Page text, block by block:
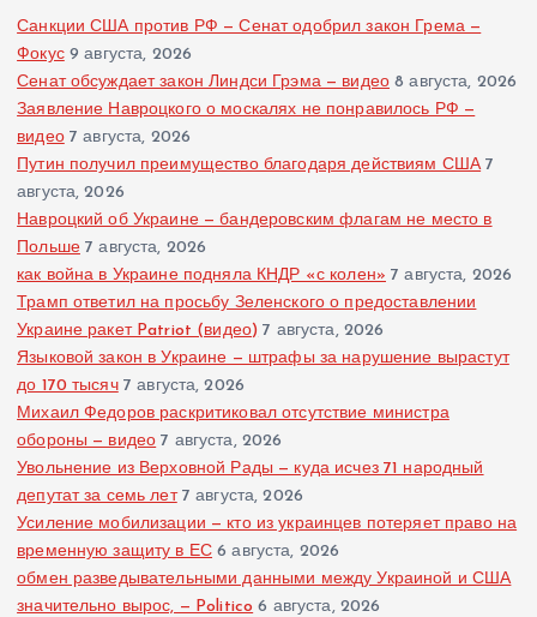
Санкции США против РФ — Сенат одобрил закон Грема —
Фокус 9 августа, 2026
Сенат обсуждает закон Линдси Грэма — видео 8 августа, 2026
Заявление Навроцкого о москалях не понравилось РФ —
видео 7 августа, 2026
Путин получил преимущество благодаря действиям США 7
августа, 2026
Навроцкий об Украине — бандеровским флагам не место в
Польше 7 августа, 2026
как война в Украине подняла КНДР «с колен» 7 августа, 2026
Трамп ответил на просьбу Зеленского о предоставлении
Украине ракет Patriot (видео) 7 августа, 2026
Языковой закон в Украине — штрафы за нарушение вырастут
до 170 тысяч 7 августа, 2026
Михаил Федоров раскритиковал отсутствие министра
обороны — видео 7 августа, 2026
Увольнение из Верховной Рады — куда исчез 71 народный
депутат за семь лет 7 августа, 2026
Усиление мобилизации — кто из украинцев потеряет право на
временную защиту в ЕС 6 августа, 2026
обмен разведывательными данными между Украиной и США
значительно вырос, — Politico 6 августа, 2026